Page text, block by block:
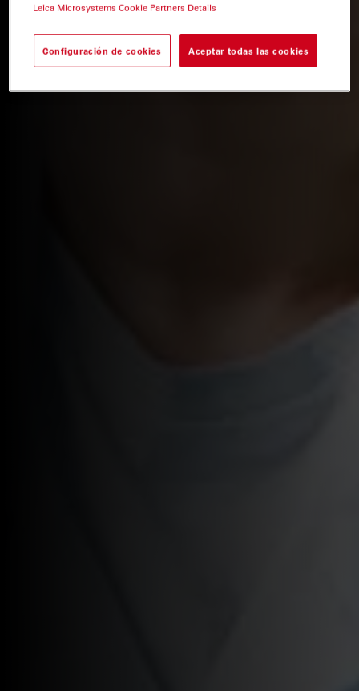
Leica Microsystems Cookie Partners Details
Configuración de cookies Aceptar todas las cookies